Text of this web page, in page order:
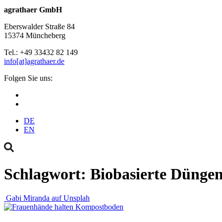
agrathaer GmbH
Eberswalder Straße 84
15374 Müncheberg
Tel.: +49 33432 82 149
info[at]agrathaer.de
Folgen Sie uns:
DE
EN
Schlagwort: Biobasierte
Gabi Miranda auf Unsplah